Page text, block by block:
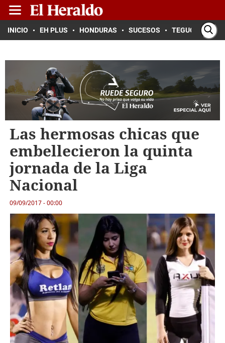
INICIO EH PLUS HONDURAS SUCESOS TEGUCIGALPA
Las hermosas chicas que
embellecieron la quinta
jornada de la Liga
Nacional
09/09/2017 - 00:00